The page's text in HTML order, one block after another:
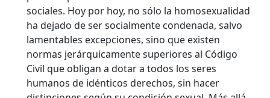
sociales. Hoy por hoy, no sólo la homosexualidad
ha dejado de ser socialmente condenada, salvo
lamentables excepciones, sino que existen
normas jerárquicamente superiores al Código
Civil que obligan a dotar a todos los seres
humanos de idénticos derechos, sin hacer